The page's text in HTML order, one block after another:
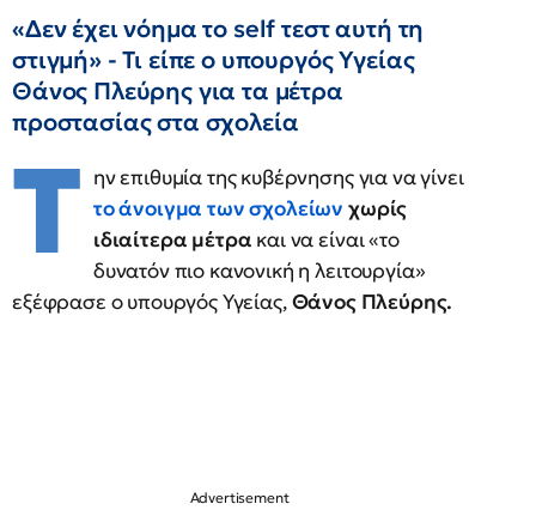
«Δεν έχει νόημα το self τεστ αυτή τη
στιγμή» - Τι είπε ο υπουργός Υγείας
Θάνος Πλεύρης για τα μέτρα
προστασίας στα σχολεία
Τ ην επιθυμία της κυβέρνησης για να γίνει
το άνοιγμα των σχολείων χωρίς
ιδιαίτερα μέτρα και να είναι «το
δυνατόν πιο κανονική η λειτουργία»
εξέφρασε ο υπουργός Υγείας,Θάνος Πλεύρης.